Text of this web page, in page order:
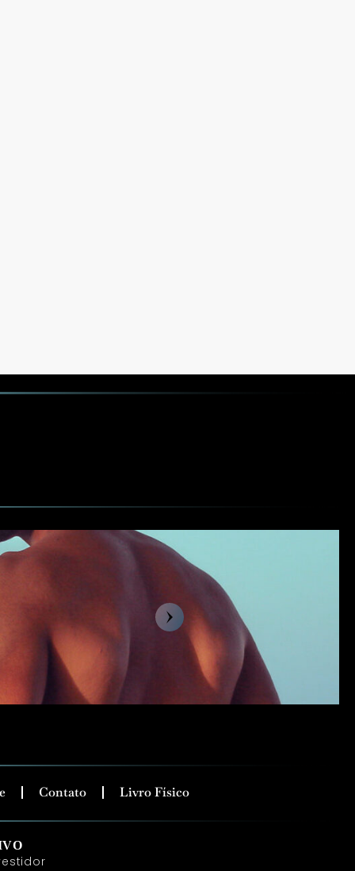
Contato Livro Físico